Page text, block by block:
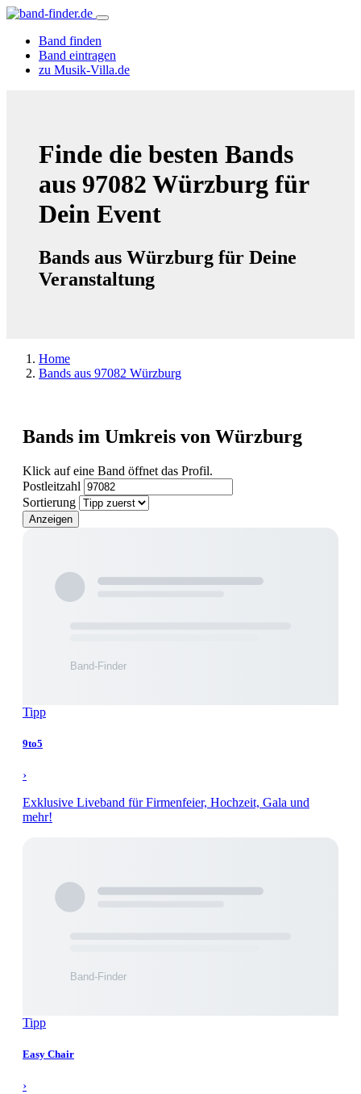
Band finden
Band eintragen
zu Musik-Villa.de
Finde die besten Bands
aus 97082 Würzburg für
Dein Event
Bands aus Würzburg für Deine
Veranstaltung
Home
Bands aus 97082 Würzburg
Bands im Umkreis von Würzburg
Klick auf eine Band öffnet das Profil.
Postleitzahl
Sortierung
Anzeigen
Tipp
9to5
›
Exklusive Liveband für Firmenfeier, Hochzeit, Gala und
mehr!
Tipp
Easy Chair
›